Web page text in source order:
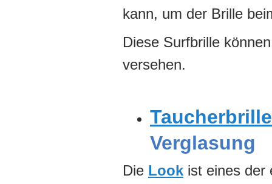
kann, um der Brille
Diese Surfbrille
versehen.
Taucherbrille
Verglasung
Die Look ist eines der